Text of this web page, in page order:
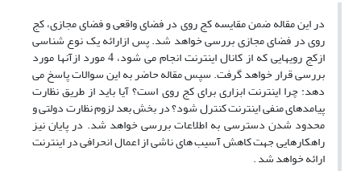
در این مقاله ضمن مقایسه کج روی در فضای واقعی و فضای مجازی، کج
روی در فضای مجازی بررسی خواهد شد. پس ازارائه یک نوع شناسی
ازکج رویهایی که از کانال اینترنت انجام می شود، 4 مورد ازآنها مورد
بررسی قرار خواهد گرفت. سپس مقاله حاضر به این سوالات پاسخ می
دهد: چرا اینترنت ابزاری برای کج روی است؟ آیا باید از طریق نظارت
پیامدهای منفی اینترنت کنترل شود؟ در بخش بعد لزوم نظارت دولتی و
محدود شدن دسترسی به اطلاعات بررسی خواهد شد. در پایان نیز
راهکارهایی جهت کاهش آسیب های ناشی از اعمال انحرافی در اینترنت
ارائه خواهد شد .